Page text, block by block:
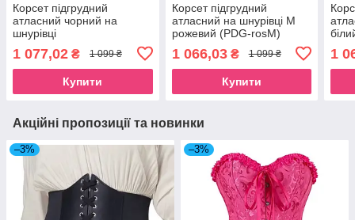
Корсет підгрудний
атласний чорний на
шнурівці
1 077,02 ₴ 1 099 ₴
Купити
Корсет підгрудний
атласний на шнурівці M
рожевий (PDG-rosM)
1 066,03₴ 1 099 ₴
Купити
1
Акційні пропозиції та новинки
–3% –3%